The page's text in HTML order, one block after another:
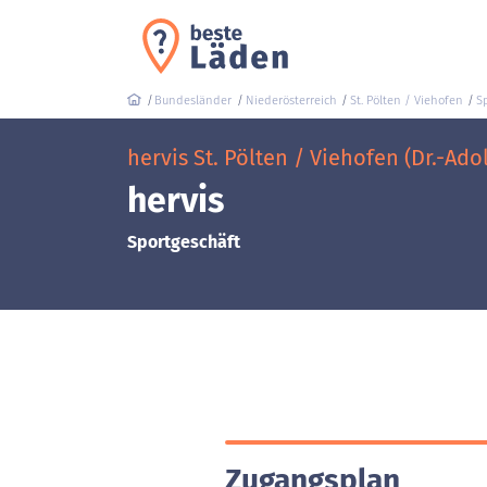
Bundesländer Niederösterreich St. Pölten / Viehofen
hervis St. Pölten / Viehofen (Dr.-
hervis
Sportgeschäft